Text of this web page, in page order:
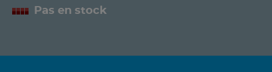
Pas en stock